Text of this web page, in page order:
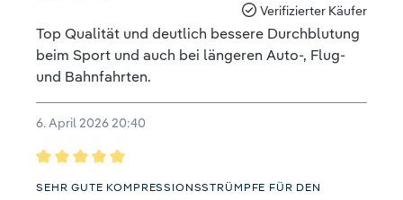
Verifizierter Käufer
Top Qualität und deutlich bessere Durchblutung
beim Sport und auch bei längeren Auto-, Flug-
und Bahnfahrten.
6. April 2026 20:40
Bewertung mit 5 von 5 Sternen
SEHR GUTE KOMPRESSIONSSTRÜMPFE FÜR DEN